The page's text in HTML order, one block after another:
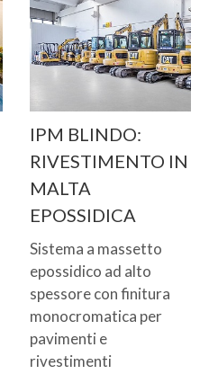
IPM BLINDO:
RIVESTIMENTO IN
MALTA
EPOSSIDICA
Sistema a massetto
epossidico ad alto
spessore con finitura
monocromatica per
pavimenti e
rivestimenti